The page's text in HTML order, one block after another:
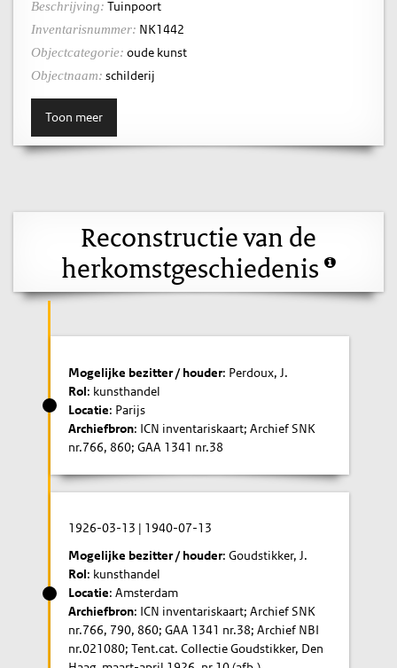
Beschrijving: Tuinpoort
Inventarisnummer: NK1442
Objectcategorie: oude kunst
Objectnaam: schilderij
Toon meer
Reconstructie van de
herkomstgeschiedenis
Mogelijke bezitter / houder: Perdoux, J.
Rol: kunsthandel
Locatie: Parijs
Archiefbron: ICN inventariskaart; Archief SNK
nr.766, 860; GAA 1341 nr.38
1926-03-13 | 1940-07-13
Mogelijke bezitter / houder: Goudstikker, J.
Rol: kunsthandel
Locatie: Amsterdam
Archiefbron: ICN inventariskaart; Archief SNK
nr.766, 790, 860; GAA 1341 nr.38; Archief NBI
nr.021080; Tent.cat. Collectie Goudstikker, Den